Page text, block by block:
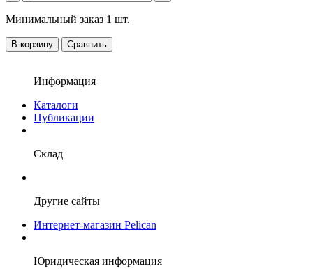
Минимальный заказ 1 шт.
В корзину Сравнить
Информация
Каталоги
Публикации
Склад
Другие сайты
Интернет-магазин Pelican
Юридическая информация